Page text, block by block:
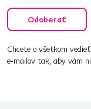
Odoberať
Chcete o všetkom
e‑mailov tak, aby vám